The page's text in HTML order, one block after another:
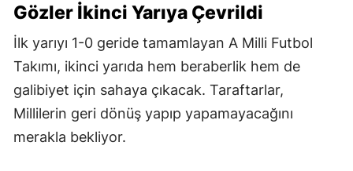
Gözler İkinci Yarıya Çevrildi
İlk yarıyı 1-0 geride tamamlayan A Milli Futbol
Takımı, ikinci yarıda hem beraberlik hem de
galibiyet için sahaya çıkacak. Taraftarlar,
Millilerin geri dönüş yapıp yapamayacağını
merakla bekliyor.